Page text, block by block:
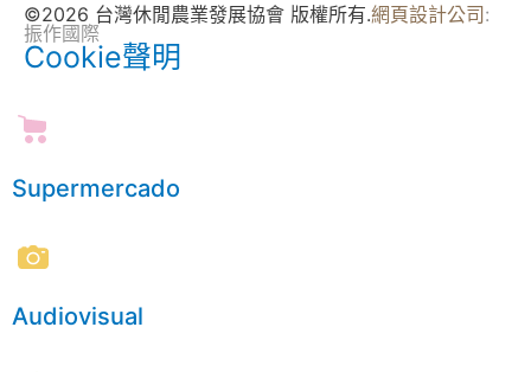
©2026 台灣休閒農業發展協會 版權所有.網頁設計公司:
振作國際
Cookie聲明
Supermercado
Audiovisual